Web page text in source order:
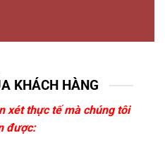
KHÁCH HÀNG
xét thực tế mà chúng tôi
được: